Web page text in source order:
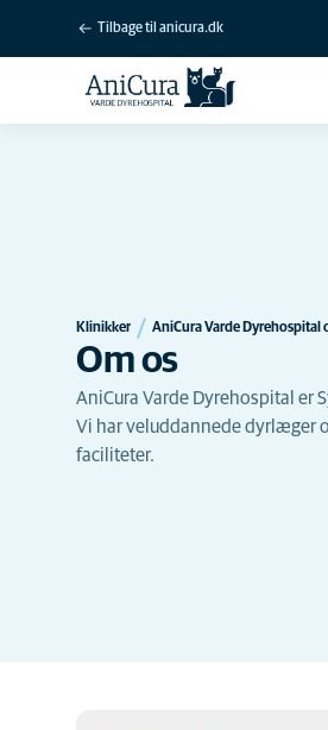
Tilbage til anicura.dk
Klinikker
Om os
AniCura Varde Dyrehospital er
Vi har veluddannede dyrlæger
faciliteter.